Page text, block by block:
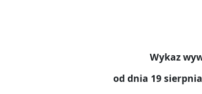
Wykaz
od dnia 19